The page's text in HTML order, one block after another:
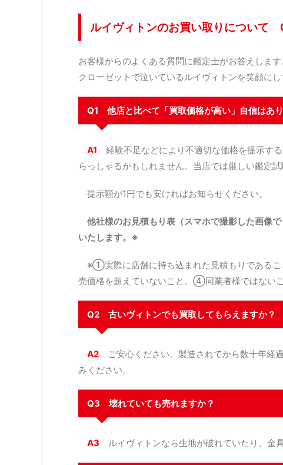
ルイヴィトンのお買い取りについて
お客様からのよくある質問に鑑定士がお答えします
クローゼットで泣いているルイヴィトンを笑顔にし
Q1 他店と比べて「買取価格が高い」自信はあ
A1 経験不足などにより不適切な価格を提示す
らっしゃるかもしれません。当店では厳しい鑑定
提示額が1円でも安ければお知らせください。
他社様のお見積もり表（スマホで撮影した画像
いたします。※
※①実際に店舗に持ち込まれた見積もりである
売価格を超えていないこと。④同業者様ではない
Q2 古いヴィトンでも買取してもらえますか？
A2 ご安心ください。製造されてから数十年経
みください。
Q3 壊れていても売れますか？
A3 ルイヴィトンなら生地が破れていたり、金